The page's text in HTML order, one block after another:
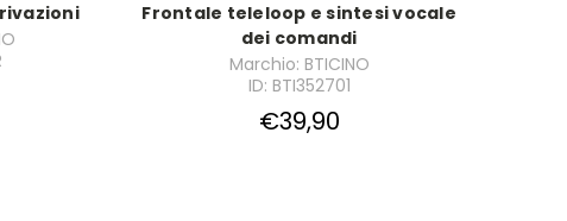
Frontale teleloop e sintesi vocale
dei comandi
Marchio: BTICINO
ID: BTI352701
€39,90